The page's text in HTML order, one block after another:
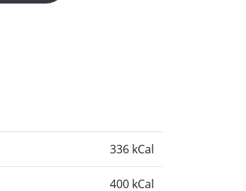
336 kCal
400 kCal